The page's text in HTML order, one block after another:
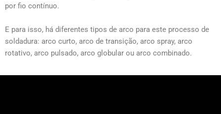
por fio contínuo.
E para isso, há diferentes tipos de arco para este processo de
soldadura: arco curto, arco de transição, arco spray, arco
rotativo, arco pulsado, arco globular ou arco combinado.